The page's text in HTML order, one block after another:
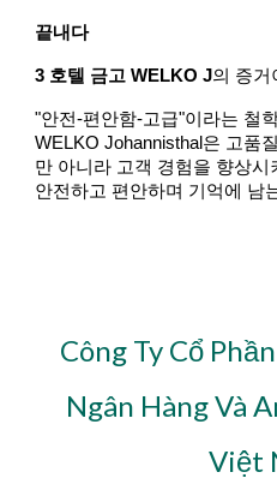
끝내다
3 호텔 금고 WELKO J의 증거
"안전-편안함-고급"이라는 철
WELKO Johannisthal은 고품
만 아니라 고객 경험을 향상
안전하고 편안하며 기억에 남
Công Ty Cổ
Ngân Hàng Và
Việt